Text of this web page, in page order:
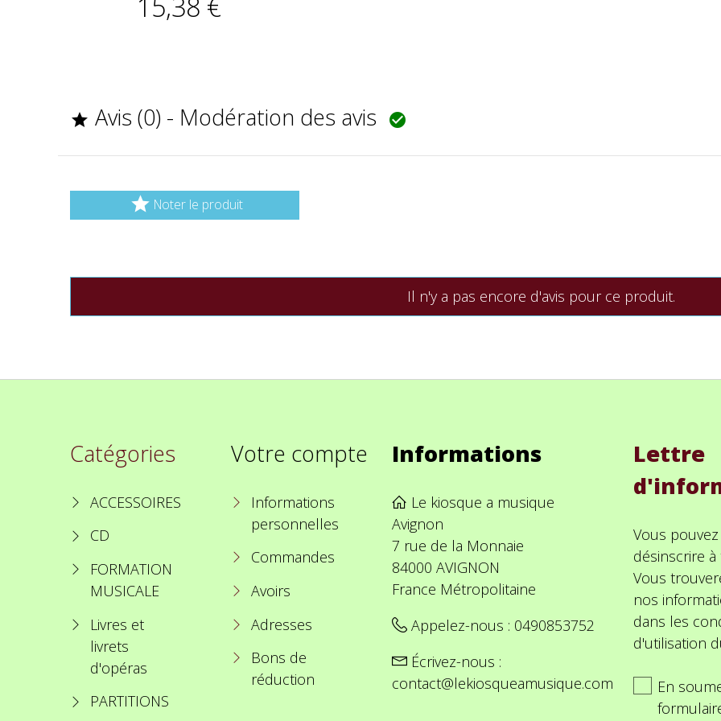
 Avis (0) - Modération des avis 
 Noter le produit
Il n'y a pas encore d'avis pour ce produit.
Catégories
ACCESSOIRES
CD
FORMATION
MUSICALE
Livres et
livrets
d'opéras
PARTITIONS
Votre compte
Informations
personnelles
Commandes
Avoirs
Adresses
Bons de
réduction
Informations
Le kiosque a musique
Avignon
7 rue de la Monnaie
84000 AVIGNON
France Métropolitaine
Appelez-nous : 0490853752
Écrivez-nous :
contact@lekiosqueamusique.com
Lettre
Vous
désinscrire
Vous
nos
dans les
d'utilisation
En